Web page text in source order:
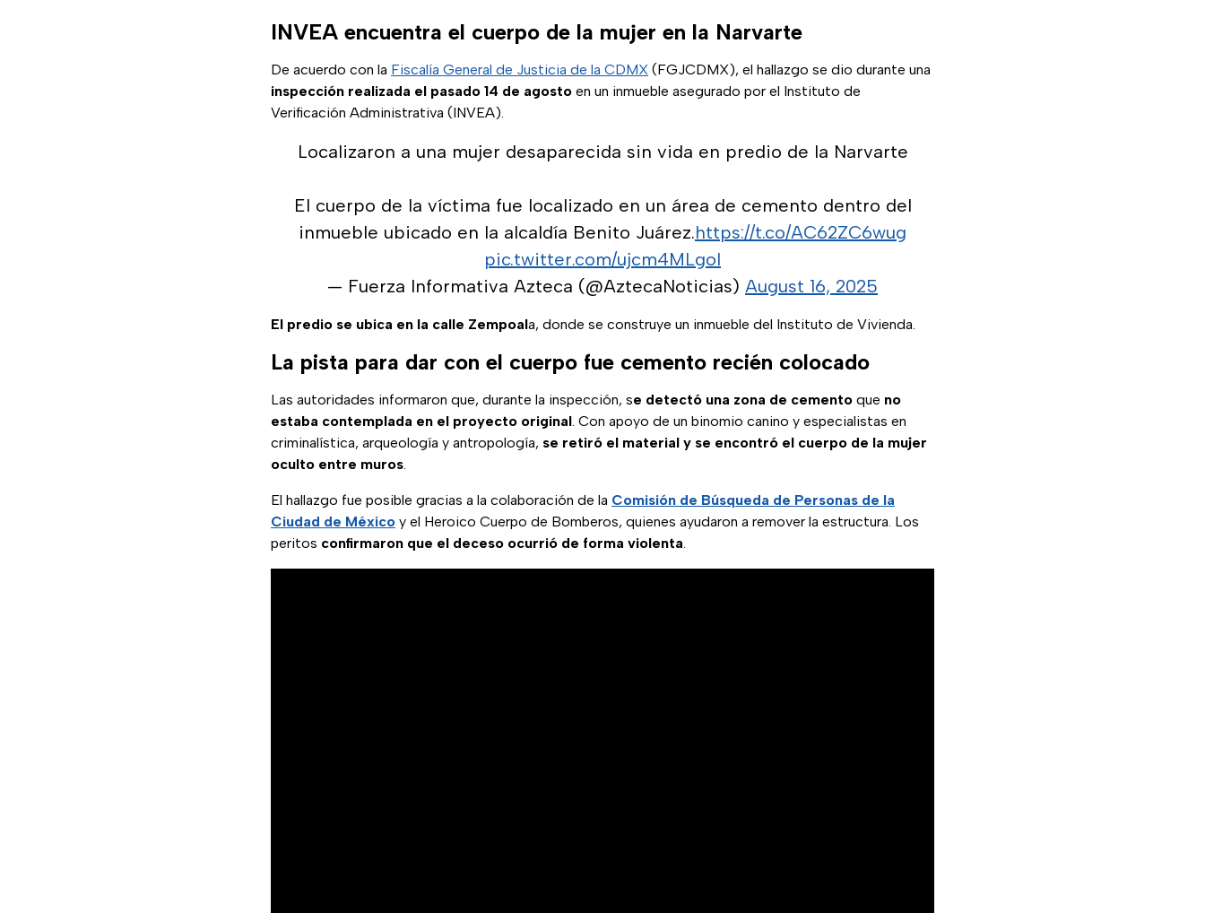
INVEA encuentra el cuerpo de la mujer en la Narvarte
De acuerdo con la Fiscalía General de Justicia de la CDMX (FGJCDMX), el hallazgo se dio durante una
inspección realizada el pasado 14 de agosto en un inmueble asegurado por el Instituto de
Verificación Administrativa (INVEA).
Localizaron a una mujer desaparecida sin vida en predio de la Narvarte
El cuerpo de la víctima fue localizado en un área de cemento dentro del
inmueble ubicado en la alcaldía Benito Juárez.https://t.co/AC62ZC6wug
pic.twitter.com/ujcm4MLgol
— Fuerza Informativa Azteca (@AztecaNoticias) August 16, 2025
El predio se ubica en la calle Zempoala, donde se construye un inmueble del Instituto de Vivienda.
La pista para dar con el cuerpo fue cemento recién colocado
Las autoridades informaron que, durante la inspección, se detectó una zona de cemento que no
estaba contemplada en el proyecto original. Con apoyo de un binomio canino y especialistas en
criminalística, arqueología y antropología, se retiró el material y se encontró el cuerpo de la mujer
oculto entre muros.
El hallazgo fue posible gracias a la colaboración de la Comisión de Búsqueda de Personas de la
Ciudad de México y el Heroico Cuerpo de Bomberos, quienes ayudaron a remover la estructura. Los
peritos confirmaron que el deceso ocurrió de forma violenta.